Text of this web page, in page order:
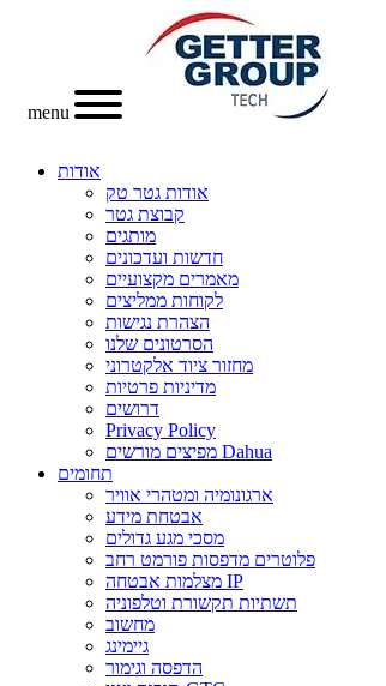
menu
אודות
אודות גטר טק
קבוצת גטר
מותגים
חדשות ועדכונים
מאמרים מקצועיים
לקוחות ממליצים
הצהרת נגישות
הסרטונים שלנו
מחזור ציוד אלקטרוני
מדיניות פרטיות
דרושים
Privacy Policy
מפיצים מורשים Dahua
תחומים
ארגונומיה ומטהרי אוויר
אבטחת מידע
מסכי מגע גדולים
פלוטרים מדפסות פורמט רחב
מצלמות אבטחה IP
תשתיות תקשורת וטלפוניה
מחשוב
גיימינג
הדפסה וגימור